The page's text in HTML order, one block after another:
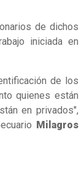
de dichos
iniciada en
de los
quienes están
en privados",
Milagros